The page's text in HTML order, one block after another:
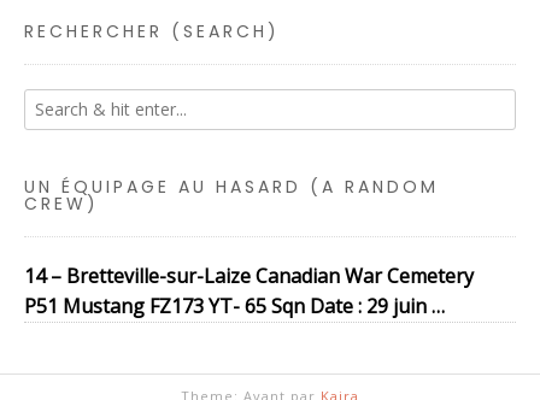
RECHERCHER (SEARCH)
UN ÉQUIPAGE AU HASARD (A RANDOM
CREW)
14 – Bretteville-sur-Laize Canadian War Cemetery
P51 Mustang FZ173 YT- 65 Sqn Date : 29 juin …
Theme: Avant par Kaira